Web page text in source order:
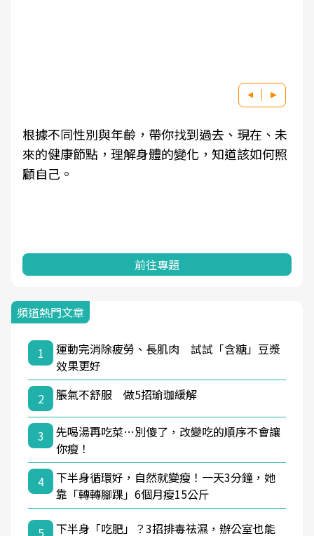
根據不同性別與年齡，帶你找到過去、現在、未
來的健康節點，理解身體的變化，知道該如何照
顧自己。
前往專題
頻道熱門文章
1
運動完消除疲勞、長肌肉 試試「含糖」豆漿
效果更好
2
脹氣不舒服 做5招瑜珈緩解
3
先喝湯再吃菜…別傻了，改變吃的順序不會讓
你瘦！
4
下半身循環好，自然就變瘦！一天3分鐘，她
靠「轉轉腳踝」6個月瘦15公斤
5
下半身「吃肥」？3招排毒祛濕，辦公室也能